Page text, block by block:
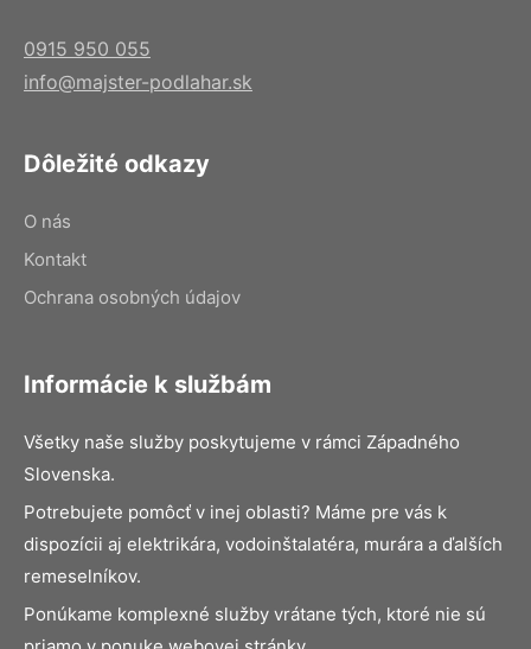
0915 950 055
info@majster-podlahar.sk
Dôležité odkazy
O nás
Kontakt
Ochrana osobných údajov
Informácie k službám
Všetky naše služby poskytujeme v rámci Západného
Slovenska.
Potrebujete pomôcť v inej oblasti? Máme pre vás k
dispozícii aj elektrikára, vodoinštalatéra, murára a ďalších
remeselníkov.
Ponúkame komplexné služby vrátane tých, ktoré nie sú